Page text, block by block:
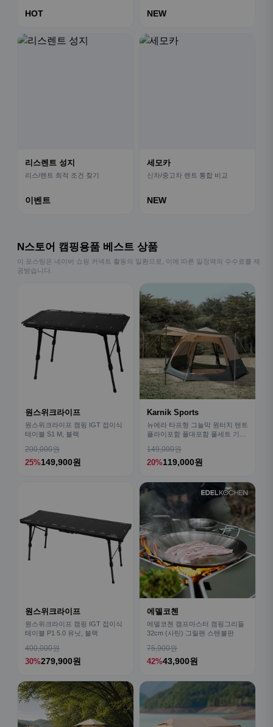
HOT NEW
리스렌트 성지
리스/렌트 최적 조건 찾기
이벤트
세모카
신차/중고차 렌트 통합 비교
NEW
N스토어 캠핑용품 베스트 상품
이 포스팅은 네이버 쇼핑 커넥트 활동의 일환으로, 이에 따른 일정액의 수수료를 제
공받습니다.
원스위크라이프
원스위크라이프 캠핑 IGT 접이식
테이블 S1 M, 블랙
200,000원
25%149,900원
Karnik Sports
뉴에라 타프형 그늘막 원터치 텐트
플라이포함 폴대포함 풀세트 기본
149,000원
20%119,000원
원스위크라이프
원스위크라이프 캠핑 IGT 접이식
테이블 P1 5.0 유닛, 블랙
400,000원
30%279,900원
에델코첸
에델코첸 캠프마스터 캠핑그리들
32cm (사틴) 그릴팬 스텐불판
75,900원
42%43,900원